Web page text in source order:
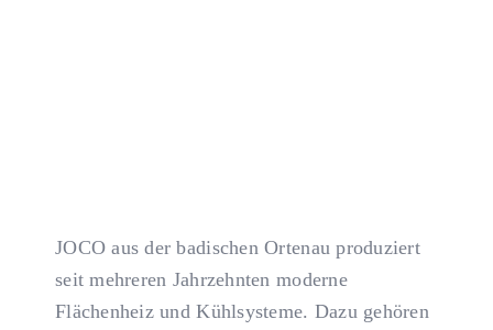
JOCO aus der badischen Ortenau produziert
seit mehreren Jahrzehnten moderne
Flächenheiz und Kühlsysteme. Dazu gehören